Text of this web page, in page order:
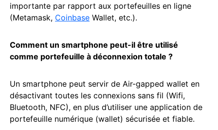
importante par rapport aux portefeuilles en ligne
(Metamask, Coinbase Wallet, etc.).
Comment un smartphone peut-il être utilisé
comme portefeuille à déconnexion totale ?
Un smartphone peut servir de Air-gapped wallet en
désactivant toutes les connexions sans fil (Wifi,
Bluetooth, NFC), en plus d’utiliser une application de
portefeuille numérique (wallet) sécurisée et fiable.